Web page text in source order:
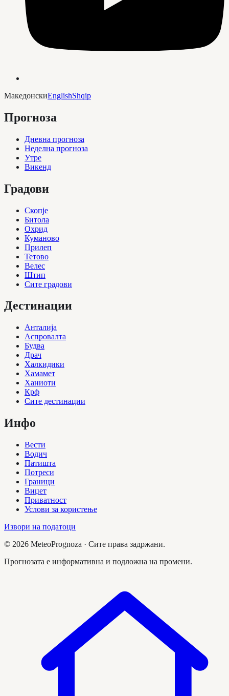
МакедонскиEnglishShqip
Прогноза
Дневна прогноза
Неделна прогноза
Утре
Викенд
Градови
Скопје
Битола
Охрид
Куманово
Прилеп
Тетово
Велес
Штип
Сите градови
Дестинации
Анталија
Аспровалта
Будва
Драч
Халкидики
Хамамет
Ханиоти
Крф
Сите дестинации
Инфо
Вести
Водич
Патишта
Потреси
Граници
Виџет
Приватност
Услови за користење
Извори на податоци
© 2026 MeteoPrognoza · Сите права задржани.
Прогнозата е информативна и подложна на промени.